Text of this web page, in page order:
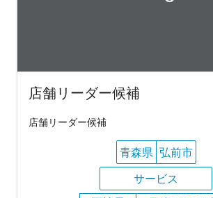
店舗リーダー候補
店舗リーダー候補
青森県 弘前市
サービス